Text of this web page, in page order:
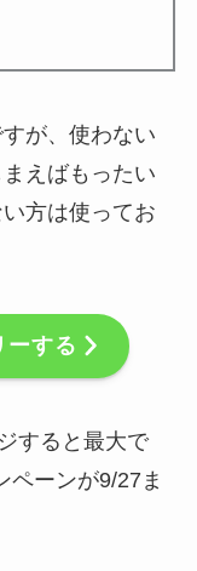
が、使わない
えばもったい
方は使ってお
ーする
すると最大で
ペーンが9/27ま